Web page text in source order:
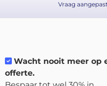
the
platform
Vraag
Wacht nooit meer op
offerte.